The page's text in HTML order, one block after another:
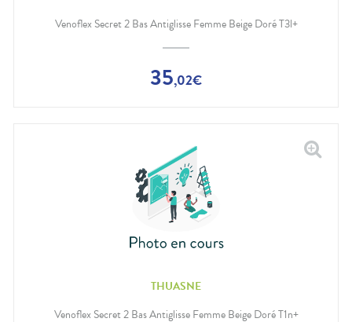
Venoflex Secret 2 Bas Antiglisse Femme Beige Doré T3l+
35,02€
THUASNE
Venoflex Secret 2 Bas Antiglisse Femme Beige Doré T1n+